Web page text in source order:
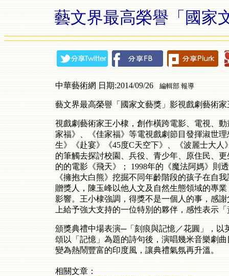
藝文界最高榮譽「國家
中華藝術網 日期:2014/09/26 編輯部 報導
藝文界最高榮譽「國家文藝獎」影視戲劇藝術家
視戲劇藝術家王小棣，創作橫跨電影、電視、
家福》、《佳家福》等電視戲劇節目發揮淑世
生》《赴宴》《45度C天空下》、《波麗士大
的筆觸去探討校園、兵役、青少年、原住民、
的的電影《飛天》； 1998年的《魔法阿媽》則
《擁抱大白熊》挖掘不同年齡階段的孩子在自
贈獎人，陳玉峰以他人文及自然生態領域的專
影響。王小棣強調，得獎不是一個人的事，感
上給予強大支持的一位特別的夥伴，感性表示
頒獎典禮中場表演─「刻痕與記憶／花圓」，
頌以「記憶」為題的詩句後，演唱幾米音樂劇
變為熱鬧豐富的印度風，讓典禮氣氛再升溫。
相關文章：